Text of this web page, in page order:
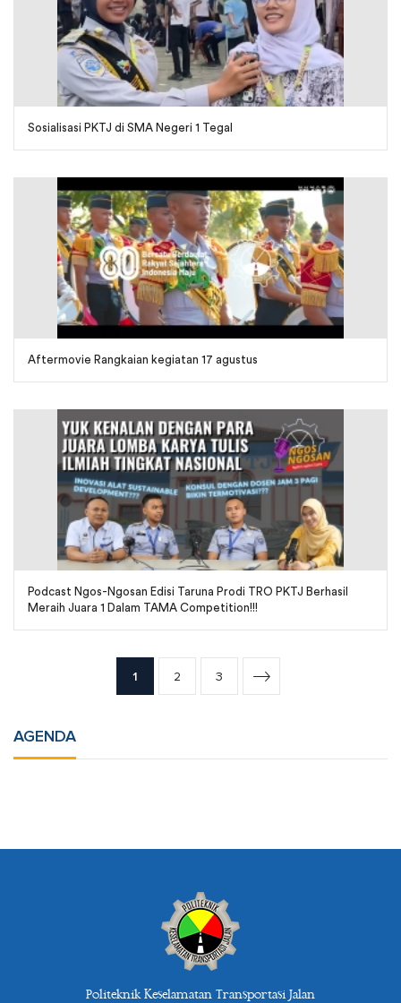
Sosialisasi PKTJ di SMA Negeri 1 Tegal
Aftermovie Rangkaian kegiatan 17 agustus
Podcast Ngos-Ngosan Edisi Taruna Prodi TRO PKTJ Berhasil
Meraih Juara 1 Dalam TAMA Competition!!!
1 2 3
AGENDA
Politeknik Keselamatan Transportasi Jalan